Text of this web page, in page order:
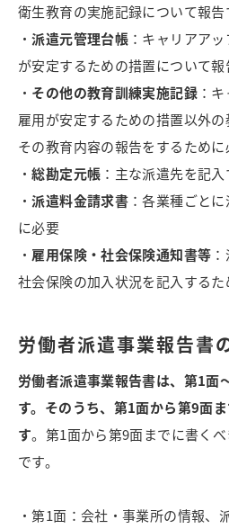
衛生教育の実施記録について報
・派遣元管理台帳 ：キャリアア
が安定するための措置について
・ その他の教育訓練実施記録：キ
雇用が安定するための措置以外の
その教育内容の報告をするために
・総勘定元帳 ：主な派遣先を記
・派遣料金請求書 ：各業種ごと
に必要
・ 雇用保険・社会保険通知書等
社会保険の加入状況を記入する
労働者派遣事業報告書
労働者派遣事業報告書は、第1面
す。そのうち、第1面から第9面
す。第1面から第9面までに書く
です。
・第1面：会社・事業所の情報、